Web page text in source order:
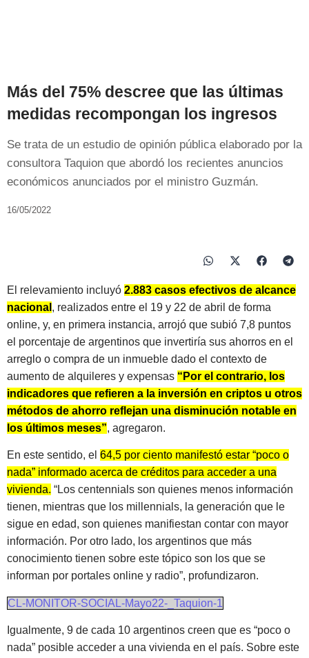
Más del 75% descree que las últimas
medidas recompongan los ingresos
Se trata de un estudio de opinión pública elaborado por la
consultora Taquion que abordó los recientes anuncios
económicos anunciados por el ministro Guzmán.
16/05/2022
El relevamiento incluyó 2.883 casos efectivos de alcance
nacional , realizados entre el 19 y 22 de abril de forma
online, y, en primera instancia, arrojó que subió 7,8 puntos
el porcentaje de argentinos que invertiría sus ahorros en el
arreglo o compra de un inmueble dado el contexto de
aumento de alquileres y expensas “Por el contrario, los
indicadores que refieren a la inversión en criptos u otros
métodos de ahorro reflejan una disminución notable en
los últimos meses”, agregaron.
En este sentido, el 64,5 por ciento manifestó estar “poco o
nada” informado acerca de créditos para acceder a una
vivienda. “Los centennials son quienes menos información
tienen, mientras que los millennials, la generación que le
sigue en edad, son quienes manifiestan contar con mayor
información. Por otro lado, los argentinos que más
conocimiento tienen sobre este tópico son los que se
informan por portales online y radio”, profundizaron.
CL-MONITOR-SOCIAL-Mayo22-_Taquion-1
Igualmente, 9 de cada 10 argentinos creen que es “poco o
nada” posible acceder a una vivienda en el país. Sobre este